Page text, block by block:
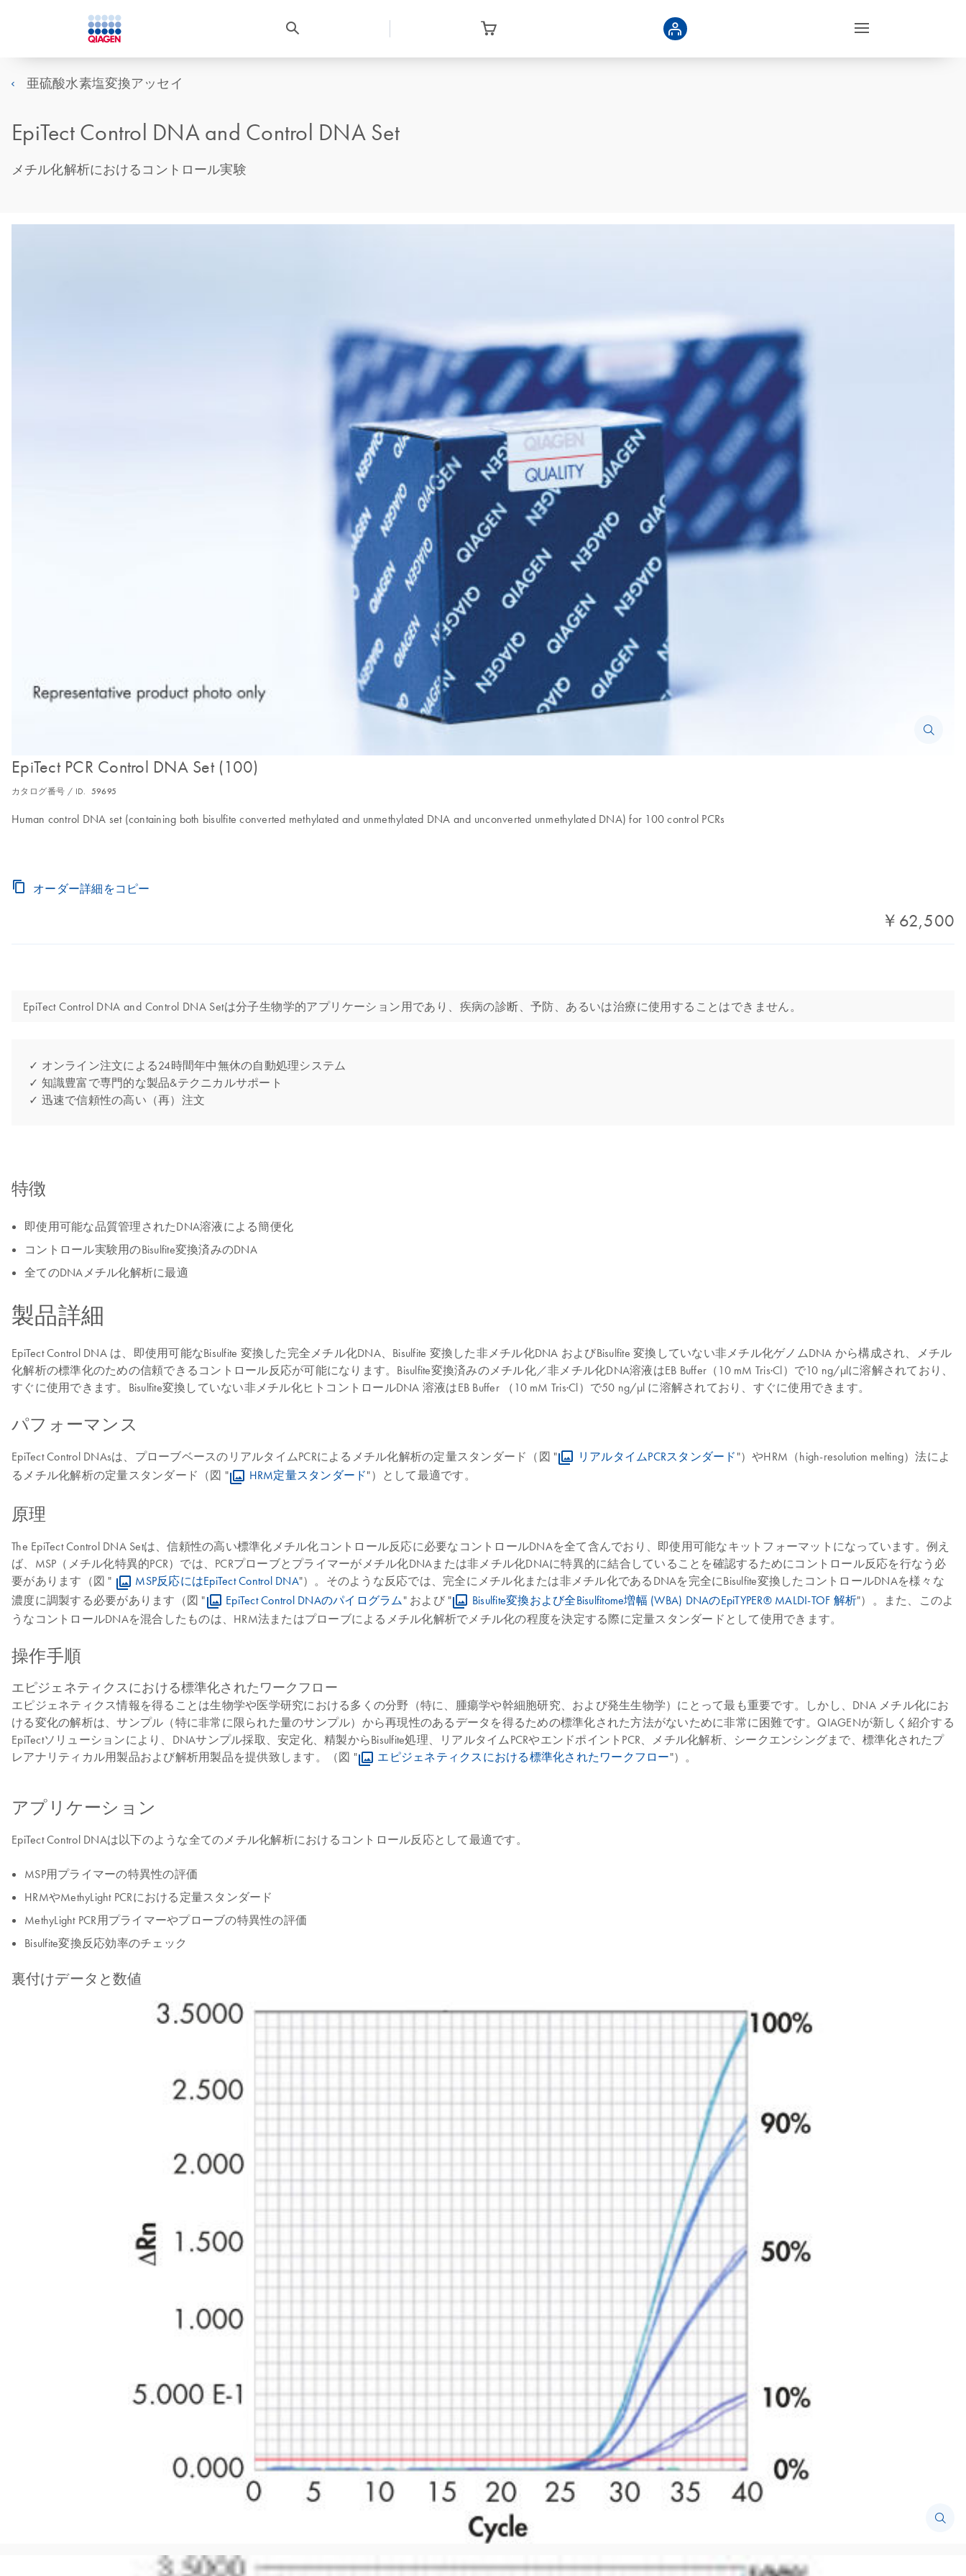
亜硫酸水素塩変換アッセイ
EpiTect Control DNA and Control DNA Set
メチル化解析におけるコントロール実験
EpiTect PCR Control DNA Set (100)
カタログ番号 / ID. 59695
Human control DNA set (containing both bisulfite converted methylated and unmethylated DNA and unconverted unmethylated DNA) for 100 control PCRs
オーダー詳細をコピー
￥62,500
EpiTect Control DNA and Control DNA Setは分子生物学的アプリケーション用であり、疾病の診断、予防、あるいは治療に使用することはできません。
✓ オンライン注文による24時間年中無休の自動処理システム
✓ 知識豊富で専門的な製品&テクニカルサポート
✓ 迅速で信頼性の高い（再）注文
特徴
即使用可能な品質管理されたDNA溶液による簡便化
コントロール実験用のBisulfite変換済みのDNA
全てのDNAメチル化解析に最適
製品詳細
EpiTect Control DNA は、即使用可能なBisulfite 変換した完全メチル化DNA、Bisulfite 変換した非メチル化DNA およびBisulfite 変換していない非メチル化ゲノムDNA から構成され、メチル
化解析の標準化のための信頼できるコントロール反応が可能になります。Bisulfite変換済みのメチル化／非メチル化DNA溶液はEB Buffer（10 mM Tris·Cl）で10 ng/µlに溶解されており、
すぐに使用できます。Bisulfite変換していない非メチル化ヒトコントロールDNA 溶液はEB Buffer （10 mM Tris·Cl）で50 ng/μl に溶解されており、すぐに使用できます。
パフォーマンス
EpiTect Control DNAsは、プローブベースのリアルタイムPCRによるメチル化解析の定量スタンダード（図 " リアルタイムPCRスタンダード "）やHRM（high-resolution melting）法によ
るメチル化解析の定量スタンダード（図 "
HRM定量スタンダード"）として最適です。
原理
The EpiTect Control DNA Setは、信頼性の高い標準化メチル化コントロール反応に必要なコントロールDNAを全て含んでおり、即使用可能なキットフォーマットになっています。例え
ば、MSP（メチル化特異的PCR）では、PCRプローブとプライマーがメチル化DNAまたは非メチル化DNAに特異的に結合していることを確認するためにコントロール反応を行なう必
要があります（図 "
MSP反応にはEpiTect Control DNA"）。そのような反応では、完全にメチル化または非メチル化であるDNAを完全にBisulfite変換したコントロールDNAを様々な
濃度に調製する必要があります（図 "
EpiTect Control DNAのパイログラム " および " Bisulfite変換および全Bisulfitome増幅 (WBA) DNAのEpiTYPER® MALDI-TOF 解析"）。また、このよ
うなコントロールDNAを混合したものは、HRM法またはプローブによるメチル化解析でメチル化の程度を決定する際に定量スタンダードとして使用できます。
操作手順
エピジェネティクスにおける標準化されたワークフロー
エピジェネティクス情報を得ることは生物学や医学研究における多くの分野（特に、腫瘍学や幹細胞研究、および発生生物学）にとって最も重要です。しかし、DNA メチル化にお
ける変化の解析は、サンプル（特に非常に限られた量のサンプル）から再現性のあるデータを得るための標準化された方法がないために非常に困難です。QIAGENが新しく紹介する
EpiTectソリューションにより、DNAサンプル採取、安定化、精製からBisulfite処理、リアルタイムPCRやエンドポイントPCR、メチル化解析、シークエンシングまで、標準化されたプ
レアナリティカル用製品および解析用製品を提供致します。（図 "
エピジェネティクスにおける標準化されたワークフロー"）。
アプリケーション
EpiTect Control DNAは以下のような全てのメチル化解析におけるコントロール反応として最適です。
MSP用プライマーの特異性の評価
HRMやMethyLight PCRにおける定量スタンダード
MethyLight PCR用プライマーやプローブの特異性の評価
Bisulfite変換反応効率のチェック
裏付けデータと数値